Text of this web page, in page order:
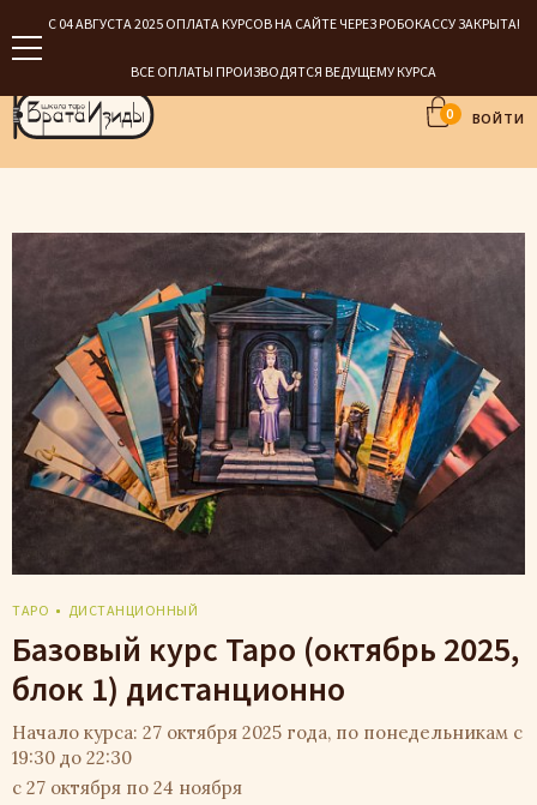
С 04 АВГУСТА 2025 ОПЛАТА КУРСОВ НА САЙТЕ ЧЕРЕЗ РОБОКАССУ ЗАКРЫТА!
ВСЕ ОПЛАТЫ ПРОИЗВОДЯТСЯ ВЕДУЩЕМУ КУРСА
0 ВОЙТИ
ТАРО ДИСТАНЦИОННЫЙ
Базовый курс Таро (октябрь 2025,
блок 1) дистанционно
Начало курса: 27 октября 2025 года, по понедельникам с
19:30 до 22:30
с 27 октября по 24 ноября